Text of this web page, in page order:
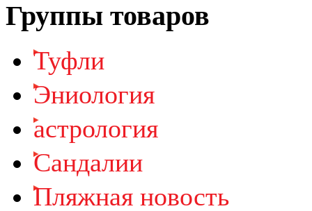
Группы товаров
Туфли
Эниология
астрология
Cандалии
Пляжная новость